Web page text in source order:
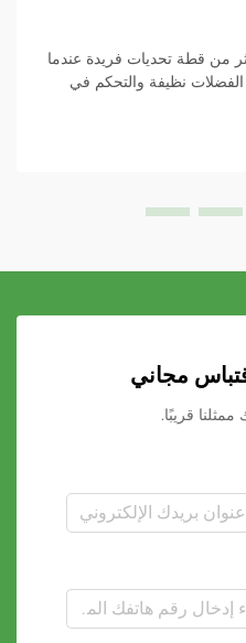
من قطة تحديات فريدة عندما
نظيفة والتحكم في
مع الاستخدام المتزايد مع توفير
مجاني
قريبًا.